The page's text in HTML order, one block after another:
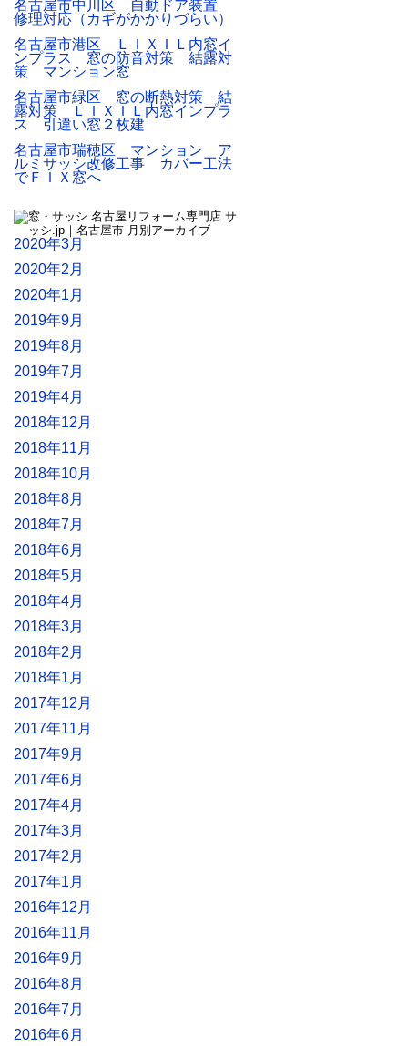
名古屋市中川区 自動ドア装置
修理対応（カギがかかりづらい）
名古屋市港区 ＬＩＸＩＬ内窓イ
ンプラス 窓の防音対策 結露対
策 マンション窓
名古屋市緑区 窓の断熱対策 結
露対策 ＬＩＸＩＬ内窓インプラ
ス 引違い窓２枚建
名古屋市瑞穂区 マンション ア
ルミサッシ改修工事 カバー工法
でＦＩＸ窓へ
2020年3月
2020年2月
2020年1月
2019年9月
2019年8月
2019年7月
2019年4月
2018年12月
2018年11月
2018年10月
2018年8月
2018年7月
2018年6月
2018年5月
2018年4月
2018年3月
2018年2月
2018年1月
2017年12月
2017年11月
2017年9月
2017年6月
2017年4月
2017年3月
2017年2月
2017年1月
2016年12月
2016年11月
2016年9月
2016年8月
2016年7月
2016年6月